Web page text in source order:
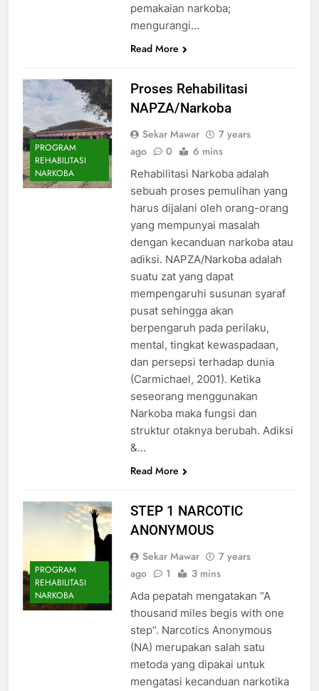
pemakaian narkoba;
mengurangi…
Read More
PROGRAM
REHABILITASI
NARKOBA
Proses Rehabilitasi
NAPZA/Narkoba
Sekar Mawar
7 years
ago
0 6 mins
Rehabilitasi Narkoba adalah
sebuah proses pemulihan yang
harus dijalani oleh orang-orang
yang mempunyai masalah
dengan kecanduan narkoba atau
adiksi. NAPZA/Narkoba adalah
suatu zat yang dapat
mempengaruhi susunan syaraf
pusat sehingga akan
berpengaruh pada perilaku,
mental, tingkat kewaspadaan,
dan persepsi terhadap dunia
(Carmichael, 2001). Ketika
seseorang menggunakan
Narkoba maka fungsi dan
struktur otaknya berubah. Adiksi
&…
Read More
PROGRAM
REHABILITASI
NARKOBA
STEP 1 NARCOTIC
ANONYMOUS
Sekar Mawar
7 years
ago
1 3 mins
Ada pepatah mengatakan “A
thousand miles begis with one
step”. Narcotics Anonymous
(NA) merupakan salah satu
metoda yang dipakai untuk
mengatasi kecanduan narkotika